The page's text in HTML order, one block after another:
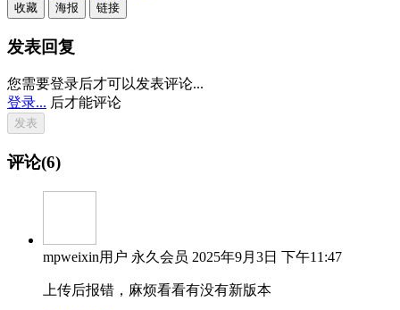
收藏 海报 链接
发表回复
您需要登录后才可以发表评论...
登录... 后才能评论
评论(6)
mpweixin用户 永久会员 2025年9月3日 下午11:47
上传后报错，麻烦看看有没有新版本